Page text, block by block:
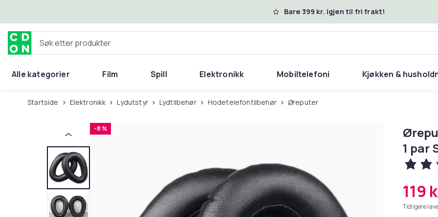
Bare 399 kr. igjen til fri frakt!
Søk etter produkter
Alle kategorier Film Spill Elektronikk Mobiltelefoni Kjøkken &
Startside Elektronikk Lydutstyr Lydtilbehør Hodetelefontilbehør Øreputer
-8 %
1 par
119
Tidligere